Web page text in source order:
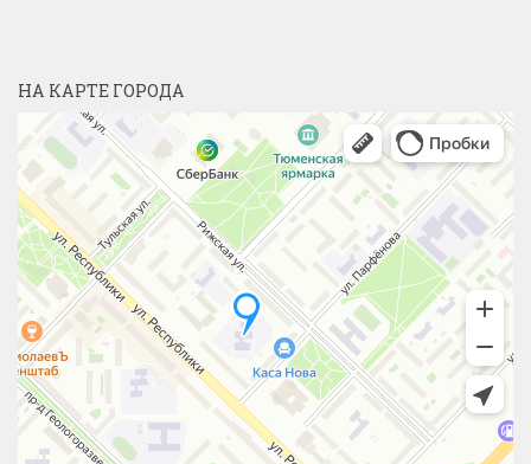
НА КАРТЕ ГОРОДА